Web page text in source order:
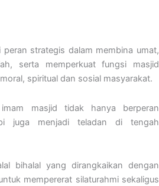
peran strategis dalam membina umat,
serta memperkuat fungsi masjid
spiritual dan sosial masyarakat.
masjid tidak hanya berperan
juga menjadi teladan di tengah
bihalal yang dirangkaikan dengan
mempererat silaturahmi sekaligus